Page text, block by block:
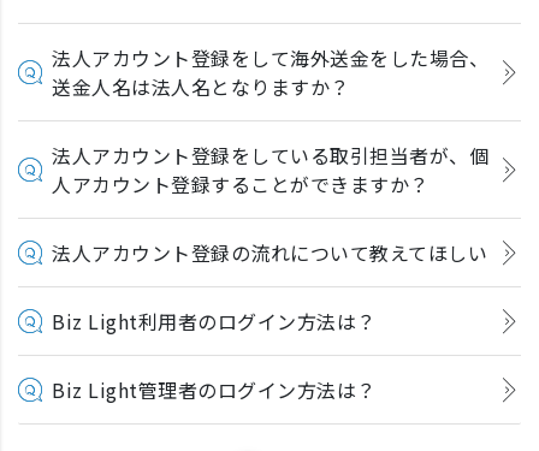
法人アカウント登録をして海外送金をした場合、
送金人名は法人名となりますか？
法人アカウント登録をしている取引担当者が、個
人アカウント登録することができますか？
法人アカウント登録の流れについて教えてほしい
Biz Light利用者のログイン方法は？
Biz Light管理者のログイン方法は？